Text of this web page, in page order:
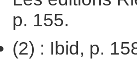
p. 155.
(2) : Ibid, p.